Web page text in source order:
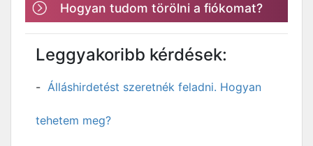
Hogyan tudom törölni a fiókomat?
Leggyakoribb kérdések:
Álláshirdetést szeretnék feladni. Hogyan
tehetem meg?